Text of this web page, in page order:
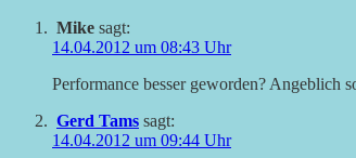
Mike sagt:
14.04.2012 um 08:43 Uhr
Performance besser geworden? Angeblich
Gerd Tams sagt:
14.04.2012 um 09:44 Uhr